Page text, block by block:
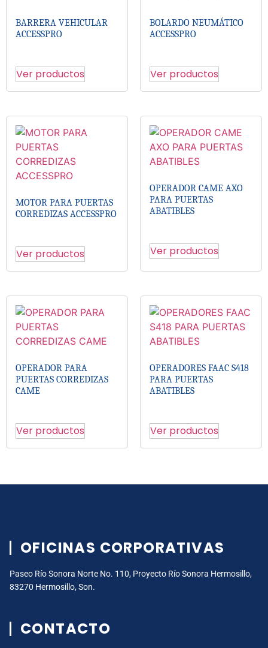
BARRERA VEHICULAR
ACCESSPRO
Ver productos
BOLARDO NEUMÁTICO
ACCESSPRO
Ver productos
MOTOR PARA PUERTAS
CORREDIZAS ACCESSPRO
Ver productos
OPERADOR CAME AXO
PARA PUERTAS
ABATIBLES
Ver productos
OPERADOR PARA
PUERTAS CORREDIZAS
CAME
Ver productos
OPERADORES FAAC S418
PARA PUERTAS
ABATIBLES
Ver productos
OFICINAS CORPORATIVAS
Paseo Río Sonora Norte No. 110, Proyecto Río Sonora Hermosillo,
83270 Hermosillo, Son.
CONTACTO